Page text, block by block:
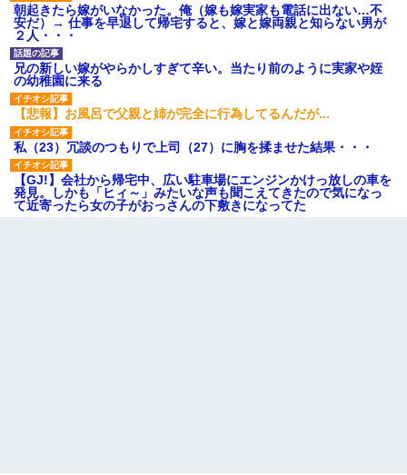
朝起きたら嫁がいなかった。俺（嫁も嫁実家も電話に出ない…不
安だ）→ 仕事を早退して帰宅すると、嫁と嫁両親と知らない男が
２人・・・
兄の新しい嫁がやらかしすぎて辛い。当たり前のように実家や姪
の幼稚園に来る
【悲報】お風呂で父親と姉が完全に行為してるんだが...
私（23）冗談のつもりで上司（27）に胸を揉ませた結果・・・
【GJ!】会社から帰宅中、広い駐車場にエンジンかけっ放しの車を
発見。しかも「ヒィ～」みたいな声も聞こえてきたので気になっ
て近寄ったら女の子がおっさんの下敷きになってた